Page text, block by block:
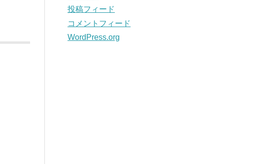
投稿フィード
コメントフィード
WordPress.org